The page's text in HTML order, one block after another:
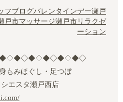
フブログバレンタインデー瀬戸
戸市マッサージ瀬戸市リラクゼ
ーション
もみほぐし・足つぼ
エスタ瀬戸西店